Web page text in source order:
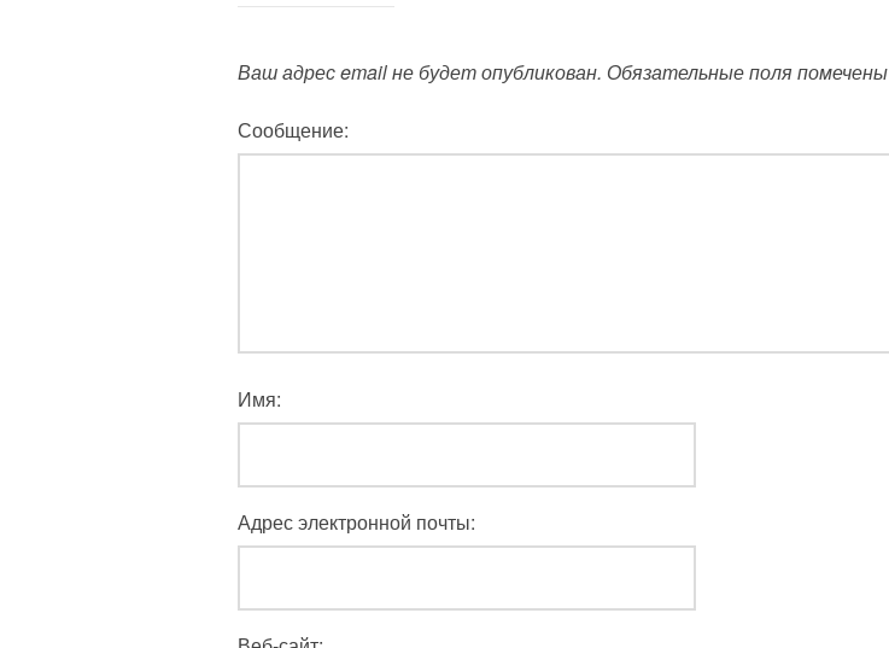
Ваш адрес email не будет опубликован. Обязательные поля помечены
Сообщение:
Имя:
Адрес электронной почты: